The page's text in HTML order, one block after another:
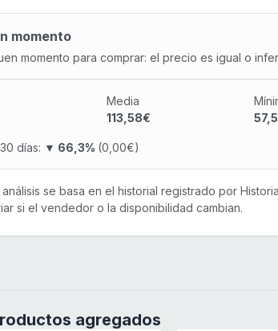
momento
momento para comprar: el precio es igual o
Media
113,58€
días: ▼ 66,3% (0,00€)
análisis se basa en el historial registrado por
si el vendedor o la disponibilidad cambian.
agregados